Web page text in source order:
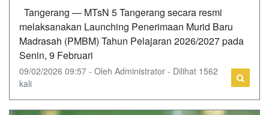
Tangerang — MTsN 5 Tangerang secara resmi
melaksanakan Launching Penerimaan Murid Baru
Madrasah (PMBM) Tahun Pelajaran 2026/2027 pada
Senin, 9 Februari
09/02/2026 09:57 - Oleh Administrator - Dilihat 1562
kali